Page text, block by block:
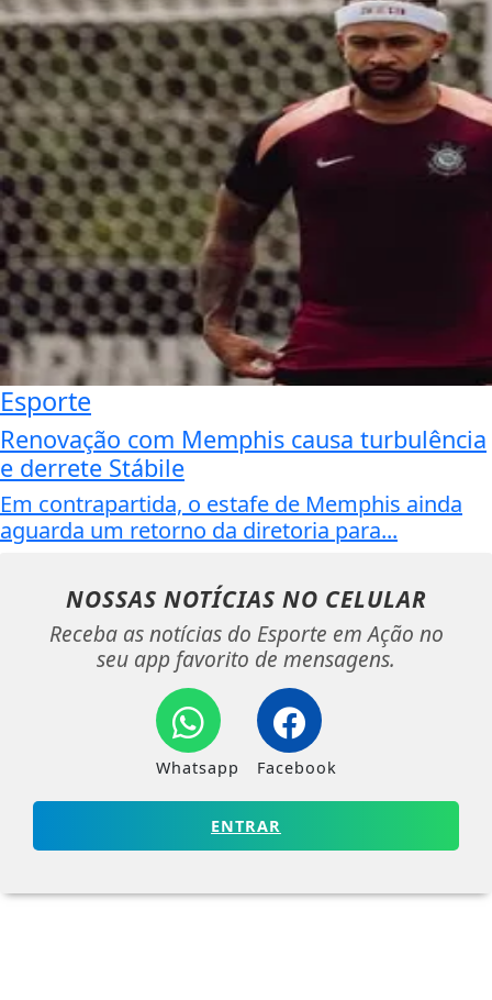
Esporte
Renovação com Memphis causa turbulência
e derrete Stábile
Em contrapartida, o estafe de Memphis ainda
aguarda um retorno da diretoria para...
NOSSAS NOTÍCIAS NO CELULAR
Receba as notícias do Esporte em Ação no
seu app favorito de mensagens.
Whatsapp Facebook
ENTRAR